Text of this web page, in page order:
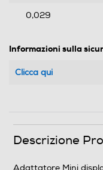
0,029
Informazioni sulla
Clicca qui
Descrizione
Adattatore Mini